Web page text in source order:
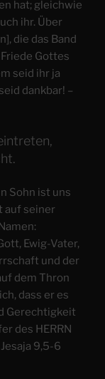
hat; gleichwie
ihr. Über
die das Band
Gottes
seid ihr ja
dankbar! –
Sohn ist uns
auf seiner
Ewig-Vater,
und der
dem Thron
dass er es
Gerechtigkeit
des HERRN
9,5-6